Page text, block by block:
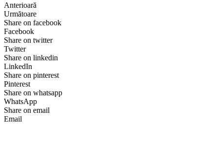
Anterioară
Următoare
Share on facebook
Facebook
Share on twitter
Twitter
Share on linkedin
LinkedIn
Share on pinterest
Pinterest
Share on whatsapp
WhatsApp
Share on email
Email